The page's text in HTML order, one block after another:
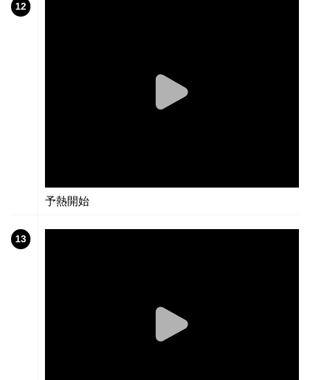
12
予熱開始
13